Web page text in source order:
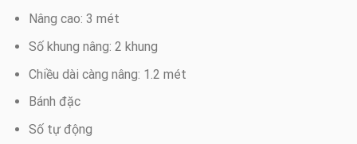
Nâng cao: 3 mét
Số khung nâng: 2 khung
Chiều dài càng nâng: 1.2 mét
Bánh đặc
Số tự động